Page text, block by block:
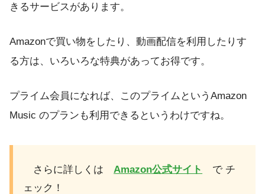
きるサービスがあります。
Amazonで買い物をしたり、動画配信を利用したりす
る方は、いろいろな特典があってお得です。
プライム会員になれば、このプライムというAmazon
Music のプランも利用できるというわけですね。
さらに詳しくは Amazon公式サイト
で チ
ェック！